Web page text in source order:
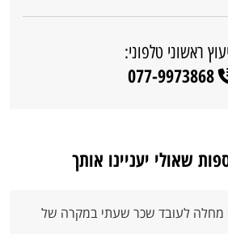
ראשוני טלפוני:
077-9973868
שאולי יעניינו אותך
מחלה לעובד שכר שעתי במקרה של